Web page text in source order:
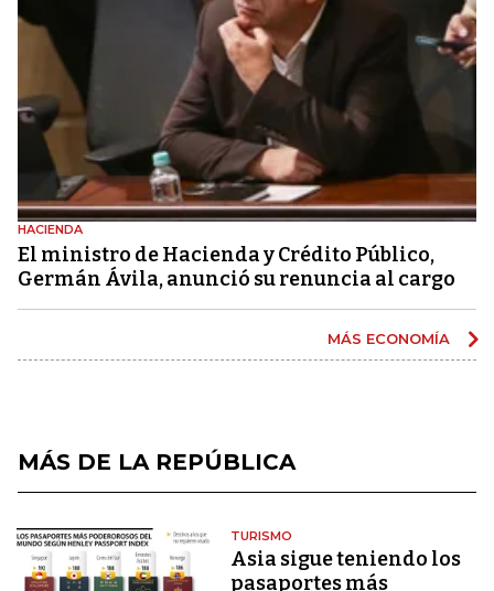
HACIENDA
El ministro de Hacienda y Crédito Público,
Germán Ávila, anunció su renuncia al cargo
MÁS ECONOMÍA
MÁS DE LA REPÚBLICA
TURISMO
Asia sigue teniendo los
pasaportes más